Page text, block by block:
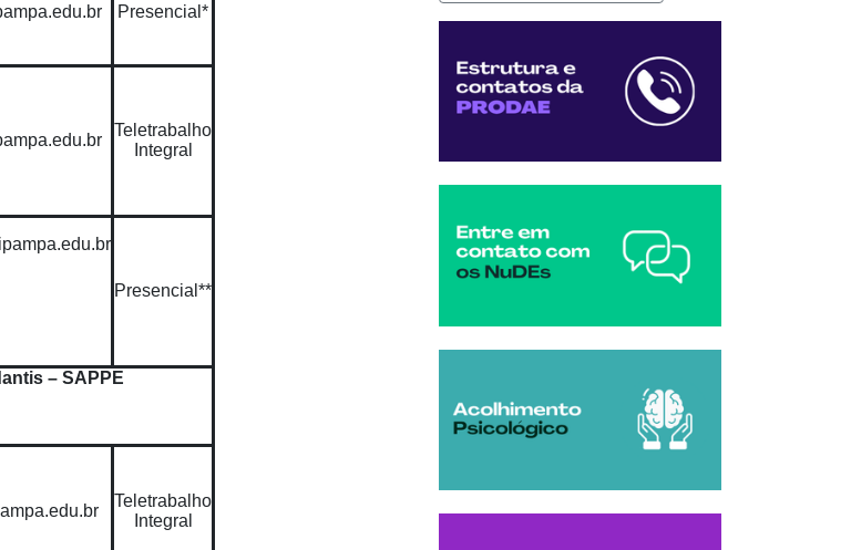
Presencial*
Teletrabalho
Integral
Presencial**
– SAPPE
Teletrabalho
Integral